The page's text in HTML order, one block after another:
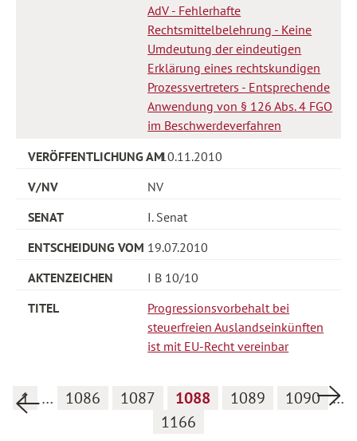
AdV - Fehlerhafte
Rechtsmittelbelehrung - Keine
Umdeutung der eindeutigen
Erklärung eines rechtskundigen
Prozessvertreters - Entsprechende
Anwendung von § 126 Abs. 4 FGO
im Beschwerdeverfahren
10.11.2010
NV
I. Senat
19.07.2010
I B 10/10
Progressionsvorbehalt bei
steuerfreien Auslandseinkünften
ist mit EU-Recht vereinbar
Vorherige Seite
1 … 1086 1087 1088 1089 1090 …
1166